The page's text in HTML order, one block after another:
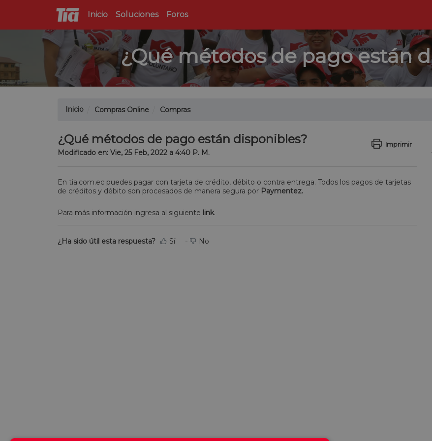
Inicio Soluciones Foros
¿Qué métodos de pago están
Inicio Compras Online Compras
¿Qué métodos de pago están disponibles? Imprimir
Modificado en: Vie, 25 Feb, 2022 a 4:40 P. M.
En tia.com.ec puedes pagar con tarjeta de crédito, débito o contra entrega. Todos los pagos de tarjetas
de créditos y débito son procesados de manera segura por Paymentez.
Para más información ingresa al siguiente link.
¿Ha sido útil esta respuesta? Sí No